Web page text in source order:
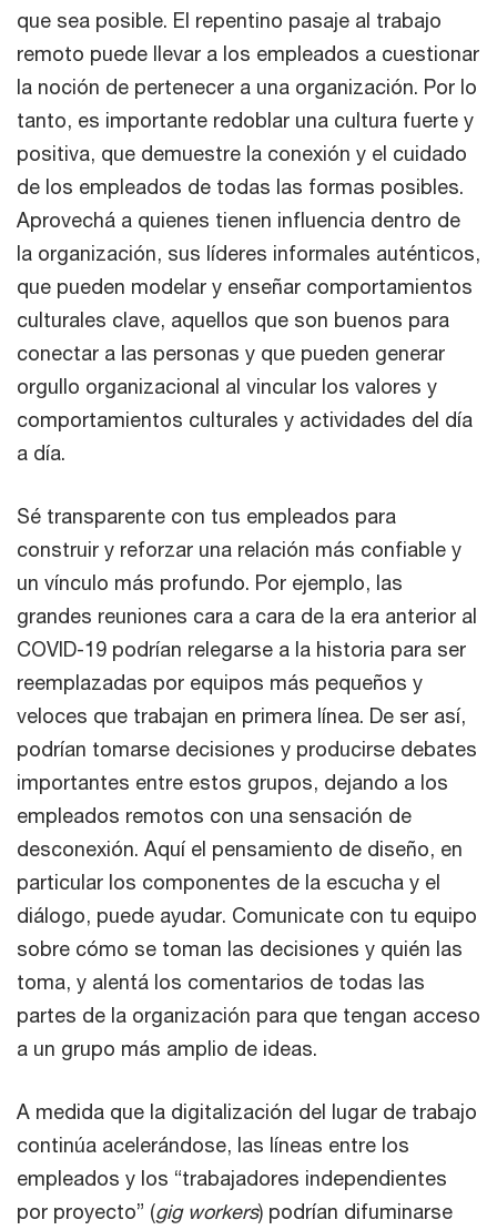
que sea posible. El repentino pasaje al trabajo
remoto puede llevar a los empleados a cuestionar
la noción de pertenecer a una organización. Por lo
tanto, es importante redoblar una cultura fuerte y
positiva, que demuestre la conexión y el cuidado
de los empleados de todas las formas posibles.
Aprovechá a quienes tienen influencia dentro de
la organización, sus líderes informales auténticos,
que pueden modelar y enseñar comportamientos
culturales clave, aquellos que son buenos para
conectar a las personas y que pueden generar
orgullo organizacional al vincular los valores y
comportamientos culturales y actividades del día
a día.
Sé transparente con tus empleados para
construir y reforzar una relación más confiable y
un vínculo más profundo. Por ejemplo, las
grandes reuniones cara a cara de la era anterior al
COVID-19 podrían relegarse a la historia para ser
reemplazadas por equipos más pequeños y
veloces que trabajan en primera línea. De ser así,
podrían tomarse decisiones y producirse debates
importantes entre estos grupos, dejando a los
empleados remotos con una sensación de
desconexión. Aquí el pensamiento de diseño, en
particular los componentes de la escucha y el
diálogo, puede ayudar. Comunicate con tu equipo
sobre cómo se toman las decisiones y quién las
toma, y alentá los comentarios de todas las
partes de la organización para que tengan acceso
a un grupo más amplio de ideas.
A medida que la digitalización del lugar de trabajo
continúa acelerándose, las líneas entre los
empleados y los “trabajadores independientes
por proyecto” (gig workers) podrían difuminarse